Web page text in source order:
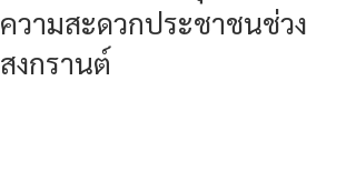
ความสะดวกประชาชนช่วง
สงกรานต์